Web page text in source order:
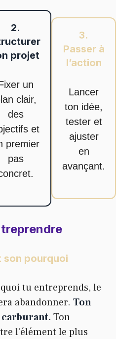
2.
projet
un
clair,
des
et
premier
pas
3.
Passer à
l’action
Lancer
ton idée,
tester et
ajuster
en
avançant.
son pourquoi
tu entreprends, le
abandonner. Ton
Ton
l’élément le plus